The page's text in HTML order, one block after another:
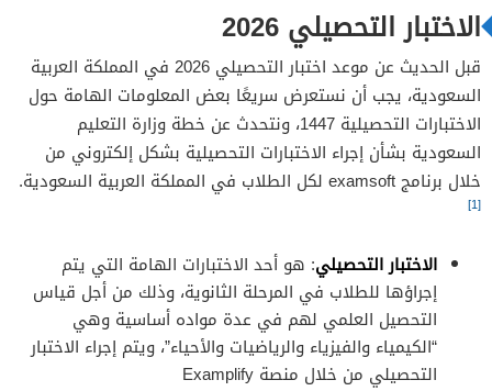
الاختبار التحصيلي 2026
قبل الحديث عن موعد اختبار التحصيلي 2026 في المملكة العربية
السعودية، يجب أن نستعرض سريعًا بعض المعلومات الهامة حول
الاختبارات التحصيلية 1447، ونتحدث عن خطة وزارة التعليم
السعودية بشأن إجراء الاختبارات التحصيلية بشكل إلكتروني من
خلال برنامج examsoft لكل الطلاب في المملكة العربية السعودية.
[1]
الاختبار التحصيلي: هو أحد الاختبارات الهامة التي يتم
إجراؤها للطلاب في المرحلة الثانوية، وذلك من أجل قياس
التحصيل العلمي لهم في عدة مواده أساسية وهي
“الكيمياء والفيزياء والرياضيات والأحياء”، ويتم إجراء الاختبار
التحصيلي من خلال منصة Examplify